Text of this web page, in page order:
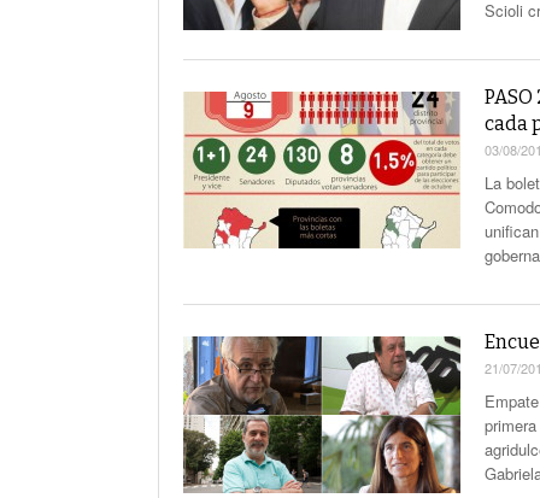
Scioli
cada
03/08/
La
21/07/